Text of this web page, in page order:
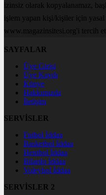
izinsiz olarak kopyalanamaz,
işlem yapan kişi/kişiler için yasal
www.magazinsitesi.org'i tercih
SAYFALAR
Üye Girişi
Üye Kaydı
Künye
Hakkımızda
İletişim
SERVİSLER
Futbol İddaa
Basketbol İddaa
Hentbol İddaa
Bilardo İddaa
Voleybol İddaa
SERVİSLER 2